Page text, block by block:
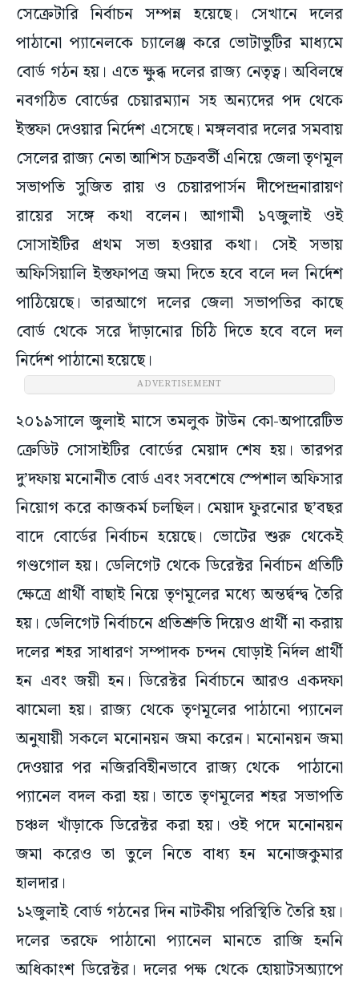
সেক্রেটারি নির্বাচন সম্পন্ন হয়েছে। সেখানে দলের
পাঠানো প্যানেলকে চ্যালেঞ্জ করে ভোটাভুটির মাধ্যমে
বোর্ড গঠন হয়। এতে ক্ষুব্ধ দলের রাজ্য নেতৃত্ব। অবিলম্বে
নবগঠিত বোর্ডের চেয়ারম্যান সহ অন্যদের পদ থেকে
ইস্তফা দেওয়ার নির্দেশ এসেছে। মঙ্গলবার দলের সমবায়
সেলের রাজ্য নেতা আশিস চক্রবর্তী এনিয়ে জেলা তৃণমূল
সভাপতি সুজিত রায় ও চেয়ারপার্সন দীপেন্দ্রনারায়ণ
রায়ের সঙ্গে কথা বলেন। আগামী ১৭জুলাই ওই
সোসাইটির প্রথম সভা হওয়ার কথা। সেই সভায়
অফিসিয়ালি ইস্তফাপত্র জমা দিতে হবে বলে দল নির্দেশ
পাঠিয়েছে। তারআগে দলের জেলা সভাপতির কাছে
বোর্ড থেকে সরে দাঁড়ানোর চিঠি দিতে হবে বলে দল
নির্দেশ পাঠানো হয়েছে।
ADVERTISEMENT
২০১৯সালে জুলাই মাসে তমলুক টাউন কো-অপারেটিভ
ক্রেডিট সোসাইটির বোর্ডের মেয়াদ শেষ হয়। তারপর
দু’দফায় মনোনীত বোর্ড এবং সবশেষে স্পেশাল অফিসার
নিয়োগ করে কাজকর্ম চলছিল। মেয়াদ ফুরনোর ছ’বছর
বাদে বোর্ডের নির্বাচন হয়েছে। ভোটের শুরু থেকেই
গণ্ডগোল হয়। ডেলিগেট থেকে ডিরেক্টর নির্বাচন প্রতিটি
ক্ষেত্রে প্রার্থী বাছাই নিয়ে তৃণমূলের মধ্যে অন্তর্দ্বন্দ্ব তৈরি
হয়। ডেলিগেট নির্বাচনে প্রতিশ্রুতি দিয়েও প্রার্থী না করায়
দলের শহর সাধারণ সম্পাদক চন্দন ঘোড়াই নির্দল প্রার্থী
হন এবং জয়ী হন। ডিরেক্টর নির্বাচনে আরও একদফা
ঝামেলা হয়। রাজ্য থেকে তৃণমূলের পাঠানো প্যানেল
অনুযায়ী সকলে মনোনয়ন জমা করেন। মনোনয়ন জমা
দেওয়ার পর নজিরবিহীনভাবে রাজ্য থেকে পাঠানো
প্যানেল বদল করা হয়। তাতে তৃণমূলের শহর সভাপতি
চঞ্চল খাঁড়াকে ডিরেক্টর করা হয়। ওই পদে মনোনয়ন
জমা করেও তা তুলে নিতে বাধ্য হন মনোজকুমার
হালদার।
১২জুলাই বোর্ড গঠনের দিন নাটকীয় পরিস্থিতি তৈরি হয়।
দলের তরফে পাঠানো প্যানেল মানতে রাজি হননি
অধিকাংশ ডিরেক্টর। দলের পক্ষ থেকে হোয়াটসঅ্যাপে